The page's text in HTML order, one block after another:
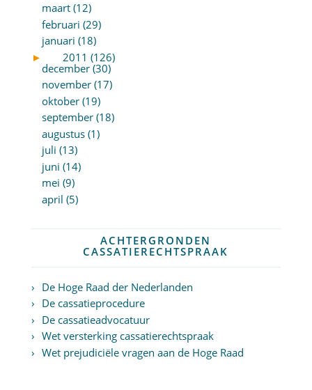
maart (12)
februari (29)
januari (18)
►
2011 (126)
december (30)
november (17)
oktober (19)
september (18)
augustus (1)
juli (13)
juni (14)
mei (9)
april (5)
ACHTERGRONDEN
CASSATIERECHTSPRAAK
De Hoge Raad der Nederlanden
De cassatieprocedure
De cassatieadvocatuur
Wet versterking cassatierechtspraak
Wet prejudiciële vragen aan de Hoge Raad